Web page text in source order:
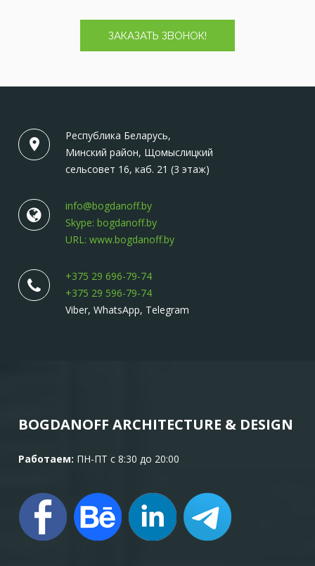
ЗАКАЗАТЬ ЗВОНОК!
Республика Беларусь,
Минский район, Щомыслицкий
сельсовет 16, каб. 21 (3 этаж)
info@bogdanoff.by
Skype: bogdanoff.by
URL: www.bogdanoff.by
+375 29 696-79-74
+375 29 596-79-74
Viber, WhatsApp, Telegram
BOGDANOFF ARCHITECTURE & DESIGN
Работаем: ПН-ПТ с 8:30 до 20:00